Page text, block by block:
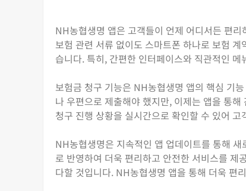
NH농협생명 앱은 고객들이 언제 어디서든 편
보험 관련 서류 없이도 스마트폰 하나로 보험
습니다. 특히, 간편한 인터페이스와 직관적인
보험금 청구 기능은 NH농협생명 앱의 핵심 기
나 우편으로 제출해야 했지만, 이제는 앱을 통
청구 진행 상황을 실시간으로 확인할 수 있어
NH농협생명은 지속적인 앱 업데이트를 통해
로 반영하여 더욱 편리하고 안전한 서비스를 제
다할 것입니다. NH농협생명 앱을 통해 더욱 편